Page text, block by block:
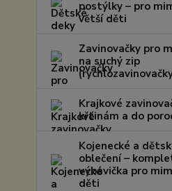
postýlky – pro
větší děti
Zavinovačky pro
na suchý zip
Krajkové
křtinám a do
Kojenecké a
oblečení –
výbavička pro
děti